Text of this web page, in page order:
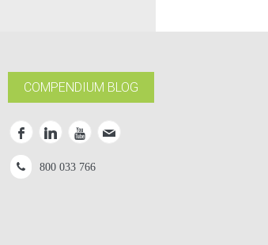
COMPENDIUM BLOG
800 033 766